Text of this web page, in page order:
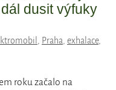
dusit výfuky
, Praha, exhalace,
roku začalo na